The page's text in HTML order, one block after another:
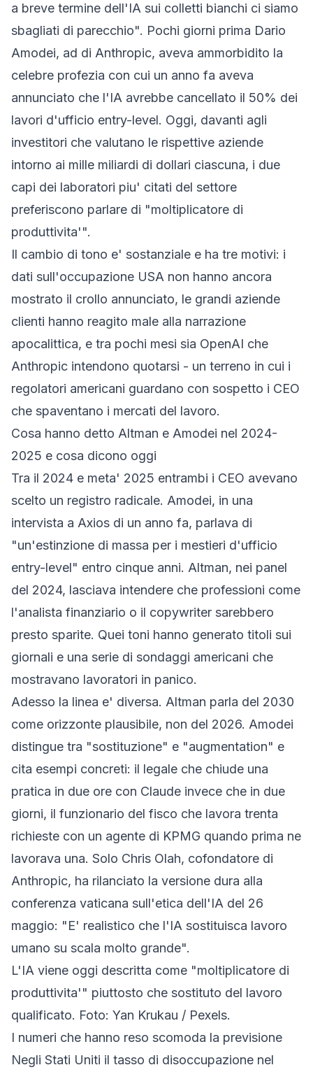
a breve termine dell'IA sui colletti bianchi ci siamo
sbagliati di parecchio". Pochi giorni prima Dario
Amodei, ad di Anthropic, aveva ammorbidito la
celebre profezia con cui un anno fa aveva
annunciato che l'IA avrebbe cancellato il 50% dei
lavori d'ufficio entry-level. Oggi, davanti agli
investitori che valutano le rispettive aziende
intorno ai mille miliardi di dollari ciascuna, i due
capi dei laboratori piu' citati del settore
preferiscono parlare di "moltiplicatore di
produttivita'".
Il cambio di tono e' sostanziale e ha tre motivi: i
dati sull'occupazione USA non hanno ancora
mostrato il crollo annunciato, le grandi aziende
clienti hanno reagito male alla narrazione
apocalittica, e tra pochi mesi sia OpenAI che
Anthropic intendono quotarsi - un terreno in cui i
regolatori americani guardano con sospetto i CEO
che spaventano i mercati del lavoro.
Cosa hanno detto Altman e Amodei nel 2024-
2025 e cosa dicono oggi
Tra il 2024 e meta' 2025 entrambi i CEO avevano
scelto un registro radicale. Amodei, in una
intervista a Axios di un anno fa, parlava di
"un'estinzione di massa per i mestieri d'ufficio
entry-level" entro cinque anni. Altman, nei panel
del 2024, lasciava intendere che professioni come
l'analista finanziario o il copywriter sarebbero
presto sparite. Quei toni hanno generato titoli sui
giornali e una serie di sondaggi americani che
mostravano lavoratori in panico.
Adesso la linea e' diversa. Altman parla del 2030
come orizzonte plausibile, non del 2026. Amodei
distingue tra "sostituzione" e "augmentation" e
cita esempi concreti: il legale che chiude una
pratica in due ore con Claude invece che in due
giorni, il funzionario del fisco che lavora trenta
richieste con un agente di KPMG quando prima ne
lavorava una. Solo Chris Olah, cofondatore di
Anthropic, ha rilanciato la versione dura alla
conferenza vaticana sull'etica dell'IA del 26
maggio: "E' realistico che l'IA sostituisca lavoro
umano su scala molto grande".
L'IA viene oggi descritta come "moltiplicatore di
produttivita'" piuttosto che sostituto del lavoro
qualificato. Foto: Yan Krukau / Pexels.
I numeri che hanno reso scomoda la previsione
Negli Stati Uniti il tasso di disoccupazione nel